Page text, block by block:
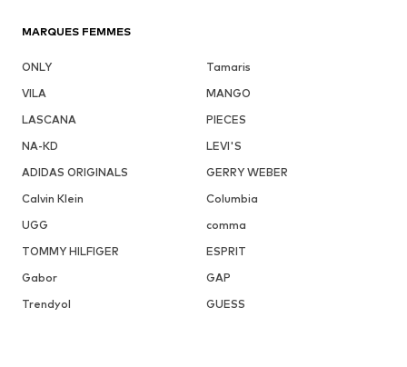
MARQUES FEMMES
ONLY
Tamaris
VILA
MANGO
LASCANA
PIECES
NA-KD
LEVI'S
ADIDAS ORIGINALS
GERRY WEBER
Calvin Klein
Columbia
UGG
comma
TOMMY HILFIGER
ESPRIT
Gabor
GAP
Trendyol
GUESS